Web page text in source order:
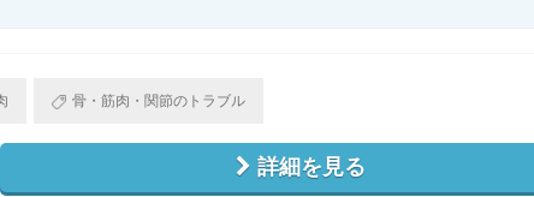
骨・筋肉・関節のトラブル
詳細を見る